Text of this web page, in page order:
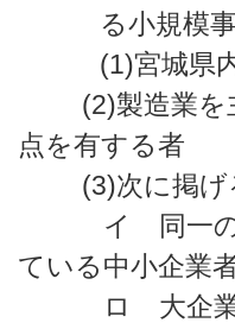
る小規模事業
(1)宮城県内
(2)製造業を主
点を有する者
(3)次に掲げる
イ 同一の大
ている中小企業
ロ 大企業か